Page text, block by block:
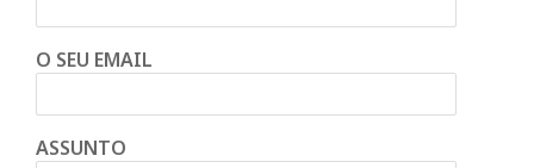
O SEU EMAIL
ASSUNTO